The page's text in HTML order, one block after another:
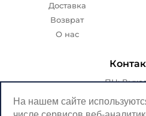
Доставка
Возврат
О нас
ПН:
ВТ-ПТ: с 07:00
На нашем сайте